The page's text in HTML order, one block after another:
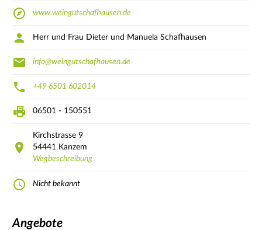
www.weingutschafhausen.de
Herr und Frau Dieter und Manuela Schafhausen
info@weingutschafhausen.de
+49 6501 602014
06501 - 150551
Kirchstrasse 9
54441 Kanzem
Wegbeschreibung
Nicht bekannt
Angebote